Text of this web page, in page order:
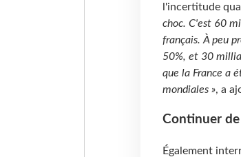
l'incertitude
choc. C'est 60
français. À peu
50%, et 30
que la France a
mondiales », a
Continuer de
Également